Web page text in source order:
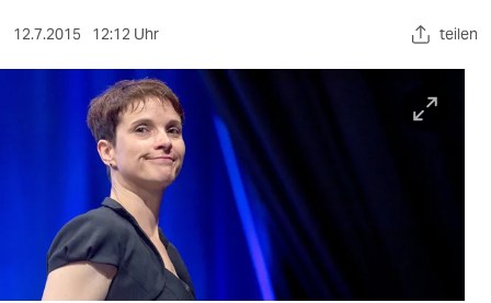
kultur
sport
wahrheit
verlag
12.7.2015 12:12 Uhr teilen